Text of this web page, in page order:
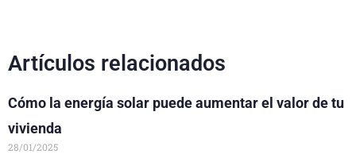
Artículos relacionados
Cómo la energía solar puede aumentar el valor de tu
vivienda
28/01/2025